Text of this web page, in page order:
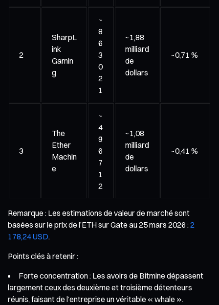
2
SharpL
ink
Gamin
g
~
8
6
3
0
2
1
~1,88
milliard
de
dollars
~0,71 %
3
The
Ether
Machin
e
~
4
9
6
7
1
2
~1,08
milliard
de
dollars
~0,41 %
Remarque : Les estimations de valeur de marché sont
basées sur le prix de l’ETH sur Gate au 25 mars 2026 :2
178,24 USD.
Points clés à retenir :
Forte concentration : Les avoirs de Bitmine dépassent
largement ceux des deuxième et troisième détenteurs
réunis, faisant de l’entreprise un véritable « whale ».